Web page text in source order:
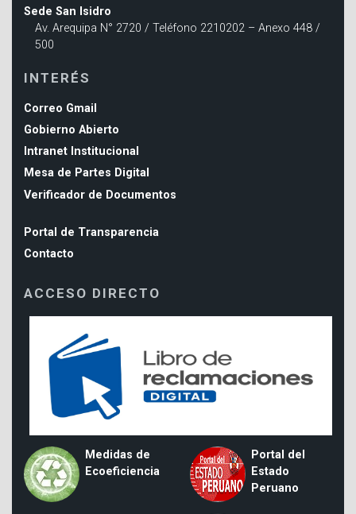
Sede San Isidro
Av. Arequipa N° 2720 / Teléfono 2210202 – Anexo 448 /
500
INTERÉS
Correo Gmail
Gobierno Abierto
Intranet Institucional
Mesa de Partes Digital
Verificador de Documentos
Portal de Transparencia
Contacto
ACCESO DIRECTO
Medidas de
Ecoeficiencia
Portal del
Estado
Peruano